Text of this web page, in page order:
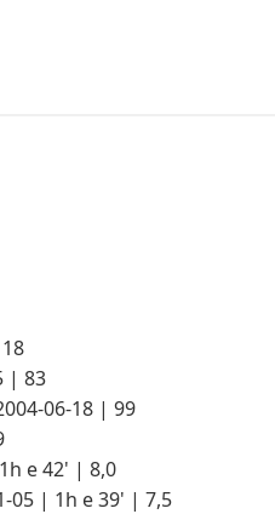
| 83
06-18 | 99
e 42' | 8,0
05 | 1h e 39' | 7,5